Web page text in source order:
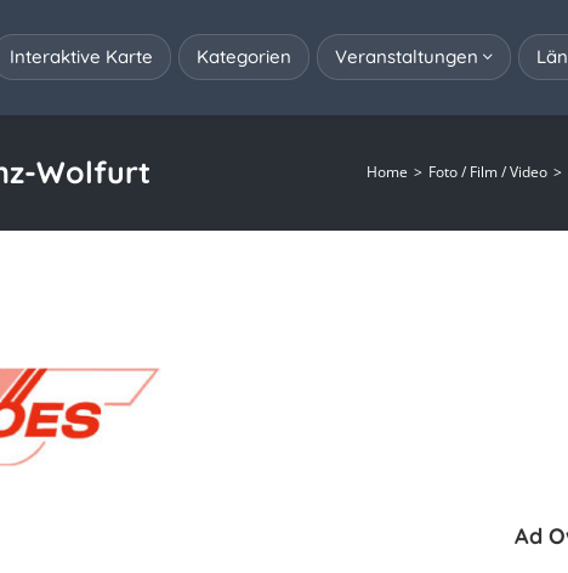
Interaktive Karte Kategorien Veranstaltungen
Wolfurt Home Foto / Film / Video
Ad